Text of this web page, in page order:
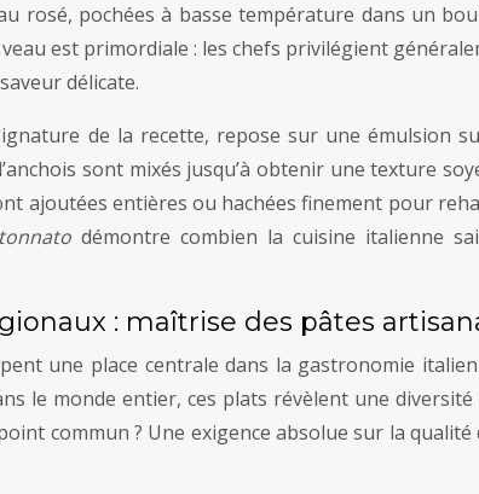
rosé, pochées à basse température dans un
est primordiale : les chefs privilégient
délicate.
de la recette, repose sur une émulsion
sont mixés jusqu’à obtenir une texture
ajoutées entières ou hachées finement pour
démontre combien la cuisine italienne
: maîtrise des pâtes
une place centrale dans la gastronomie
le monde entier, ces plats révèlent une
commun ? Une exigence absolue sur la